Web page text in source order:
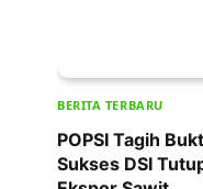
BERITA TERBARU
POPSI Tagih
Sukses DSI